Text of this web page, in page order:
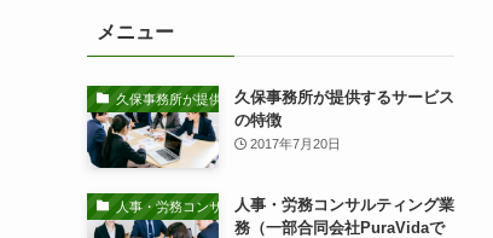
メニュー
久保事務所が提供するサービスの特徴久保事務所が提供するサービス
の特徴
2017年7月20日
人事・労務コンサルティング業務人事・労務コンサルティング業
務（一部合同会社PuraVidaで